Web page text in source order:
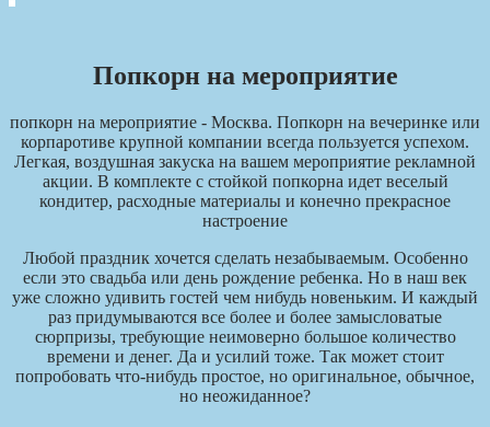
Попкорн на мероприятие
попкорн на мероприятие - Москва. Попкорн на вечеринке или
корпаротиве крупной компании всегда пользуется успехом.
Легкая, воздушная закуска на вашем мероприятие рекламной
акции. В комплекте с стойкой попкорна идет веселый
кондитер, расходные материалы и конечно прекрасное
настроение
Любой праздник хочется сделать незабываемым. Особенно
если это свадьба или день рождение ребенка. Но в наш век
уже сложно удивить гостей чем нибудь новеньким. И каждый
раз придумываются все более и более замысловатые
сюрпризы, требующие неимоверно большое количество
времени и денег. Да и усилий тоже. Так может стоит
попробовать что-нибудь простое, но оригинальное, обычное,
но неожиданное?